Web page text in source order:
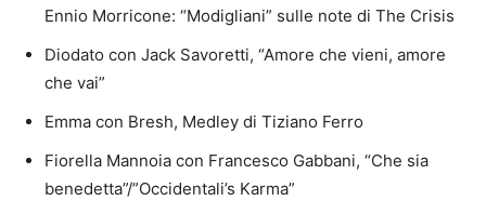
Ennio Morricone: “Modigliani” sulle note di The Crisis
Diodato con Jack Savoretti, “Amore che vieni, amore
che vai”
Emma con Bresh, Medley di Tiziano Ferro
Fiorella Mannoia con Francesco Gabbani, “Che sia
benedetta”/”Occidentali’s Karma”